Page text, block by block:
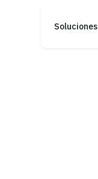
Soluciones